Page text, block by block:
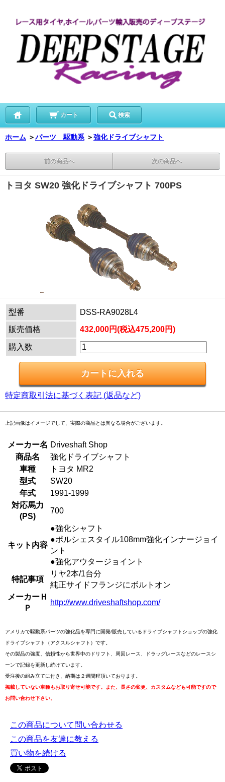
カート 検索
ホーム ＞パーツ 駆動系 ＞強化ドライブシャフト
前の商品へ 次の商品へ
トヨタ SW20 強化ドライブシャフト 700PS
型番
DSS-RA9028L4
販売価格
432,000円(税込475,200円)
購入数
特定商取引法に基づく表記 (返品など)
上記画像はイメージでして、実際の商品とは異なる場合がございます。
メーカー名 Driveshaft Shop
商品名
強化ドライブシャフト
車種
トヨタ MR2
型式
SW20
年式
1991-1999
対応馬力
(PS)
700
キット内容
●強化シャフト
●ポルシェスタイル108mm強化インナージョイ
ント
●強化アウタージョイント
特記事項
リヤ2本/1台分
純正サイドフランジにボルトオン
メーカーＨ
Ｐ
http://www.driveshaftshop.com/
アメリカで駆動系パーツの強化品を専門に開発/販売しているドライブシャフトショップの強化
ドライブシャフト（アクスルシャフト）です。
その製品の強度、信頼性から世界中のドリフト、周回レース、ドラッグレースなどのレースシ
ーンで記録を更新し続けています。
受注後の組み立てに付き、納期は２週間程頂いております。
掲載していない車種もお取り寄せ可能です。また、長さの変更、カスタムなども可能ですので
お問い合わせ下さい。
この商品について問い合わせる
この商品を友達に教える
買い物を続ける